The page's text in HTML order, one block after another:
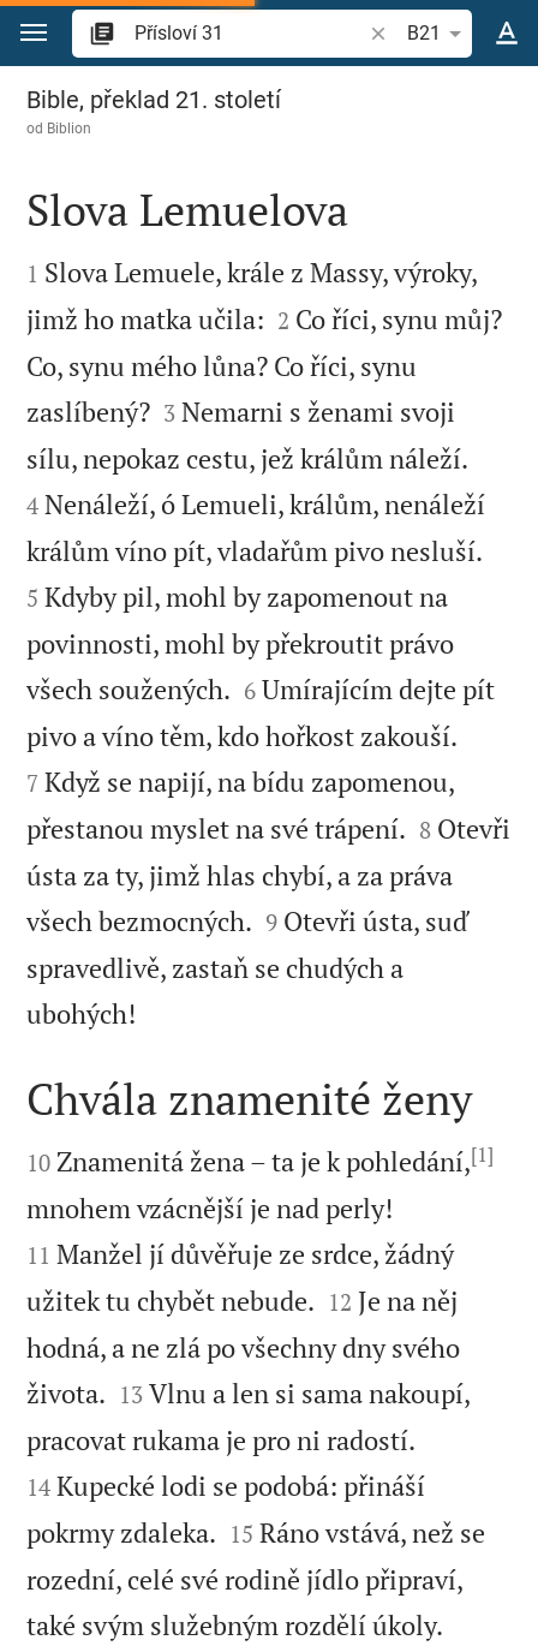
Přejít na obsah
Vyhledat biblický
B21
Přísloví 31
Bible, překlad 21. století
od Biblion

Slova Lemuelova

1 Slova Lemuele, krále z Massy, výroky,
jimž ho matka učila: 

2 Co říci, synu můj?
Co, synu mého lůna? Co říci, synu
zaslíbený?
3 Nemarni s ženami svoji
sílu, nepokaz cestu, jež králům náleží.
4 Nenáleží, ó Lemueli, králům, nenáleží
králům víno pít, vladařům pivo nesluší.
5 Kdyby pil, mohl by zapomenout na
povinnosti, mohl by překroutit právo
všech soužených. 

6 Umírajícím dejte pít
pivo a víno těm, kdo hořkost zakouší.
7 Když se napijí, na bídu zapomenou,
přestanou myslet na své trápení. 

8 Otevři
ústa za ty, jimž hlas chybí, a za práva
všech bezmocných. 

9 Otevři ústa, suď
spravedlivě, zastaň se chudých a
ubohých!

Chvála znamenité ženy

10 Znamenitá žena – ta je k pohledání,[1]
mnohem vzácnější je nad perly!
11 Manžel jí důvěřuje ze srdce, žádný
užitek tu chybět nebude. 

12 Je na něj
hodná, a ne zlá po všechny dny svého
života. 

13 Vlnu a len si sama nakoupí,
pracovat rukama je pro ni radostí.
14 Kupecké lodi se podobá: přináší
pokrmy zdaleka. 

15 Ráno vstává, než se
rozední, celé své rodině jídlo připraví,
také svým služebným rozdělí úkoly.